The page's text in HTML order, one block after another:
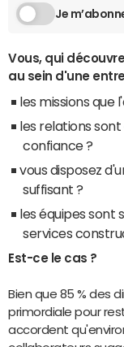
Je
Vous, qui
au sein d'une
les missions que
les relations
confiance ?
vous disposez
suffisant ?
les équipes sont
services
Est-ce le cas ?
Bien que 85 % des
primordiale pour
accordent